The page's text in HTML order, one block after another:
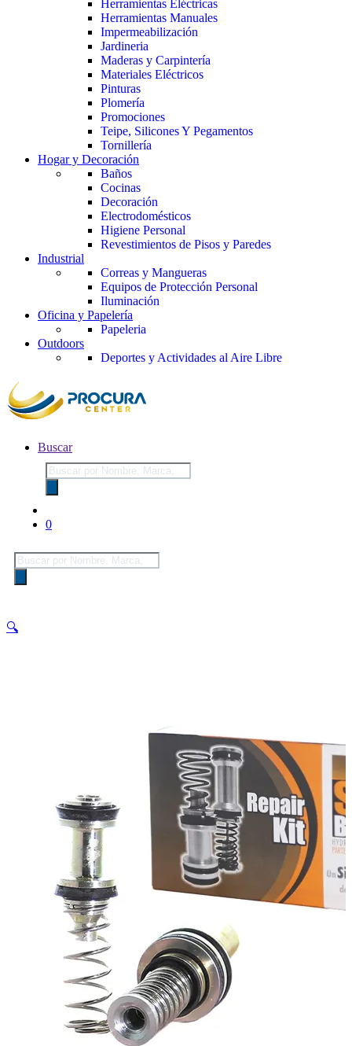
Herramientas Eléctricas
Herramientas Manuales
Impermeabilización
Jardineria
Maderas y Carpintería
Materiales Eléctricos
Pinturas
Plomería
Promociones
Teipe, Silicones Y Pegamentos
Tornillería
Hogar y Decoración
Baños
Cocinas
Decoración
Electrodomésticos
Higiene Personal
Revestimientos de Pisos y Paredes
Industrial
Correas y Mangueras
Equipos de Protección Personal
Iluminación
Oficina y Papelería
Papeleria
Outdoors
Deportes y Actividades al Aire Libre
Buscar
Búsqueda
de
productos
0
Búsqueda
de
productos
🔍